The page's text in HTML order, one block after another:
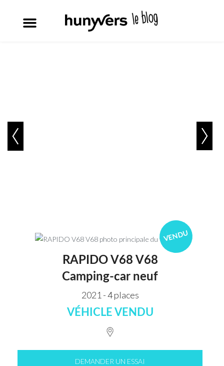
VENDU
RAPIDO V68 V68
Camping-car neuf
2021 - 4 places
VÉHICLE VENDU
DEMANDER UN ESSAI